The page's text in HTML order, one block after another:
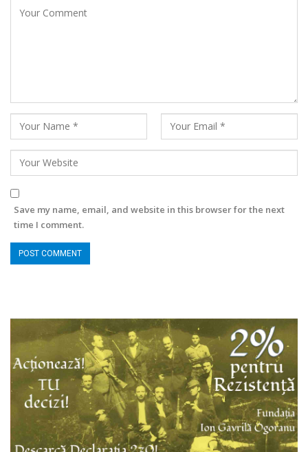
Save my name, email, and website in this browser for the next
time I comment.